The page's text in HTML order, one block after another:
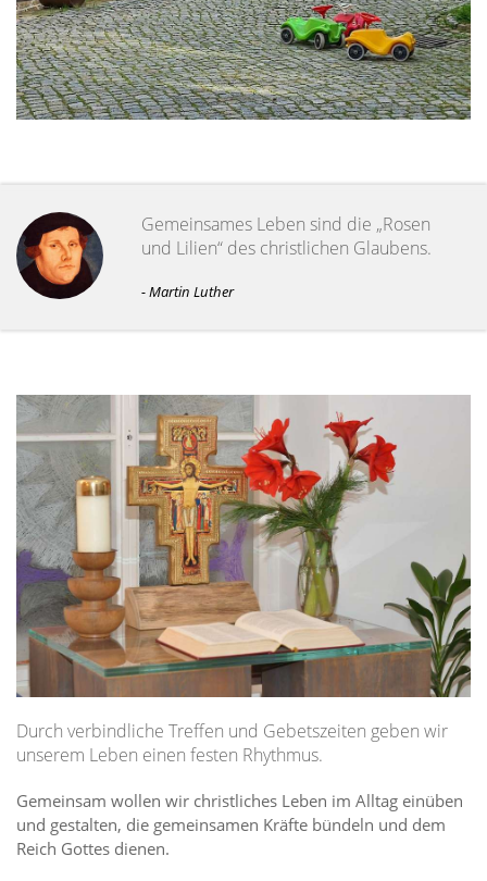
Gemeinsames Leben sind die „Rosen
und Lilien“ des christlichen Glaubens.
- Martin Luther
Durch verbindliche Treffen und Gebetszeiten geben wir
unserem Leben einen festen Rhythmus.
Gemeinsam wollen wir christliches Leben im Alltag einüben
und gestalten, die gemeinsamen Kräfte bündeln und dem
Reich Gottes dienen.